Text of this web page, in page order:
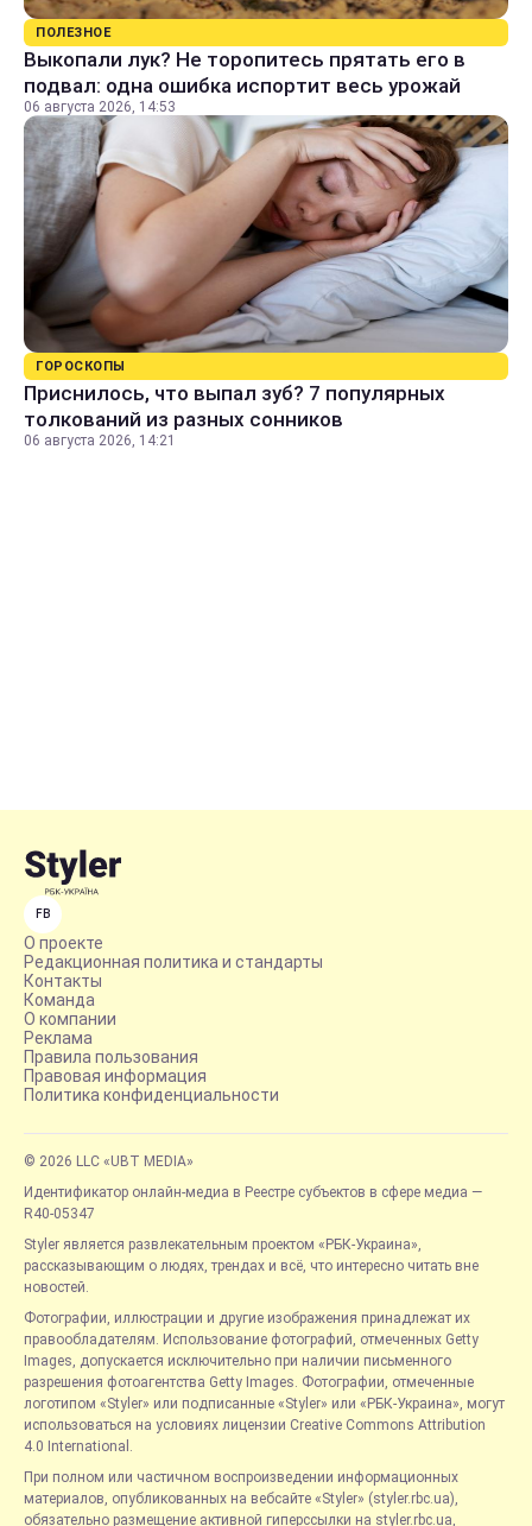
ПОЛЕЗНОЕ
Выкопали лук? Не торопитесь прятать его в
подвал: одна ошибка испортит весь урожай
06 августа 2026, 14:53
ГОРОСКОПЫ
Приснилось, что выпал зуб? 7 популярных
толкований из разных сонников
06 августа 2026, 14:21
FB
О проекте
Редакционная политика и стандарты
Контакты
Команда
О компании
Реклама
Правила пользования
Правовая информация
Политика конфиденциальности
© 2026 LLC «UBT MEDIA»
Идентификатор онлайн-медиа в Реестре субъектов в сфере медиа —
R40-05347
Styler является развлекательным проектом «РБК-Украина»,
рассказывающим о людях, трендах и всё, что интересно читать вне
новостей.
Фотографии, иллюстрации и другие изображения принадлежат их
правообладателям. Использование фотографий, отмеченных Getty
Images, допускается исключительно при наличии письменного
разрешения фотоагентства Getty Images. Фотографии, отмеченные
логотипом «Styler» или подписанные «Styler» или «РБК-Украина», могут
использоваться на условиях лицензии Creative Commons Attribution
4.0 International.
При полном или частичном воспроизведении информационных
материалов, опубликованных на вебсайте «Styler» (styler.rbc.ua),
обязательно размещение активной гиперссылки на styler.rbc.ua,